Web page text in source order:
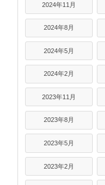
2024年11月
2024年8月
2024年5月
2024年2月
2023年11月
2023年8月
2023年5月
2023年2月